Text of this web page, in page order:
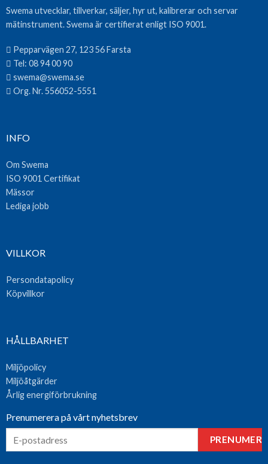
Swema utvecklar, tillverkar, säljer, hyr ut, kalibrerar och servar
mätinstrument. Swema är certifierat enligt ISO 9001.
Pepparvägen 27, 123 56 Farsta
Tel: 08 94 00 90
swema@swema.se
Org. Nr. 556052-5551
INFO
Om Swema
ISO 9001 Certifikat
Mässor
Lediga jobb
VILLKOR
Persondatapolicy
Köpvillkor
HÅLLBARHET
Miljöpolicy
Miljöåtgärder
Årlig energiförbrukning
Prenumerera på vårt nyhetsbrev